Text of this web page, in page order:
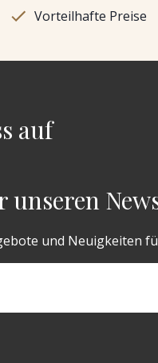
Vorteilhafte Preise
auf
unseren
und Neuigkeiten